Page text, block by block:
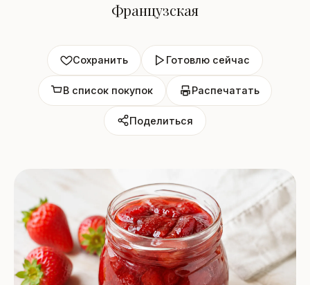
Французская
Сохранить Готовлю сейчас
В список покупок Распечатать
Поделиться